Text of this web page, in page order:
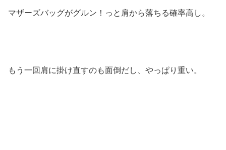
マザーズバッグがグルン！っと肩から落ちる確率高し。
もう一回肩に掛け直すのも面倒だし、やっぱり重い。